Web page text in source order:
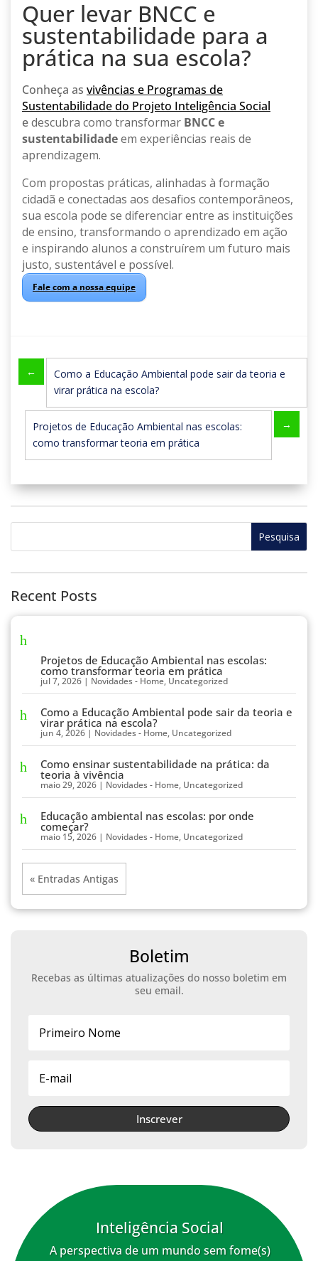
Quer levar BNCC e
sustentabilidade para a
prática na sua escola?
Conheça as vivências e Programas de
Sustentabilidade do Projeto Inteligência Social
edescubra como transformar BNCC e
sustentabilidadeem experiências reais de
aprendizagem.
Com propostas práticas, alinhadas à formação
cidadã e conectadas aos desafios contemporâneos,
sua escola pode se diferenciar entre as instituições
de ensino, transformando o aprendizado em ação
e inspirando alunos a construírem um futuro mais
justo, sustentável e possível.
Fale com a nossa equipe
←
Como a Educação Ambiental pode sair da teoria e
virar prática na escola?
Projetos de Educação Ambiental nas escolas:
como transformar teoria em prática
→
Recent Posts
Projetos de Educação Ambiental nas escolas:
como transformar teoria em prática
jul 7, 2026 | Novidades - Home, Uncategorized
Como a Educação Ambiental pode sair da teoria e
virar prática na escola?
jun 4, 2026 | Novidades - Home, Uncategorized
Como ensinar sustentabilidade na prática: da
teoria à vivência
maio 29, 2026 | Novidades - Home, Uncategorized
Educação ambiental nas escolas: por onde
começar?
maio 15, 2026 | Novidades - Home, Uncategorized
« Entradas Antigas
Boletim
Recebas as últimas atualizações do nosso boletim em
seu email.
Inscrever
Inteligência Social
A perspectiva de um mundo sem fome(s)